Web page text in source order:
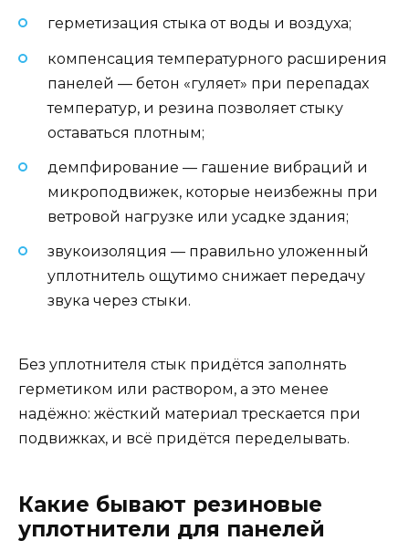
герметизация стыка от воды и воздуха;
компенсация температурного расширения
панелей — бетон «гуляет» при перепадах
температур, и резина позволяет стыку
оставаться плотным;
демпфирование — гашение вибраций и
микроподвижек, которые неизбежны при
ветровой нагрузке или усадке здания;
звукоизоляция — правильно уложенный
уплотнитель ощутимо снижает передачу
звука через стыки.
Без уплотнителя стык придётся заполнять
герметиком или раствором, а это менее
надёжно: жёсткий материал трескается при
подвижках, и всё придётся переделывать.
Какие бывают резиновые
уплотнители для панелей